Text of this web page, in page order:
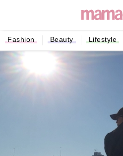
Fashion Beauty Lifestyle